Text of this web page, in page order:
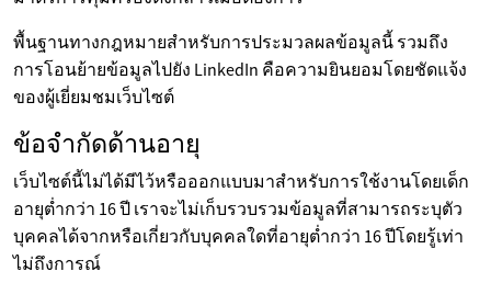
พื้นฐานทางกฎหมายสำหรับการประมวลผลข้อมูลนี้ รวมถึง
การโอนย้ายข้อมูลไปยัง LinkedIn คือความยินยอมโดยชัดแจ้ง
ของผู้เยี่ยมชมเว็บไซต์
ข้อจำกัดด้านอายุ
เว็บไซต์นี้ไม่ได้มีไว้หรือออกแบบมาสำหรับการใช้งานโดยเด็ก
อายุต่ำกว่า 16 ปี เราจะไม่เก็บรวบรวมข้อมูลที่สามารถระบุตัว
บุคคลได้จากหรือเกี่ยวกับบุคคลใดที่อายุต่ำกว่า 16 ปีโดยรู้เท่า
ไม่ถึงการณ์